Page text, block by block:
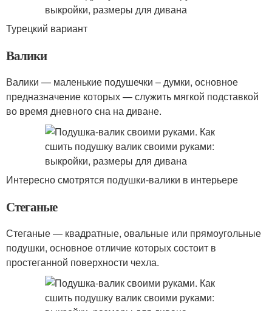
Турецкий вариант
Валики
Валики — маленькие подушечки – думки, основное
предназначение которых — служить мягкой подставкой
во время дневного сна на диване.
Интересно смотрятся подушки-валики в интерьере
Стеганые
Стеганые — квадратные, овальные или прямоугольные
подушки, основное отличие которых состоит в
простеганной поверхности чехла.